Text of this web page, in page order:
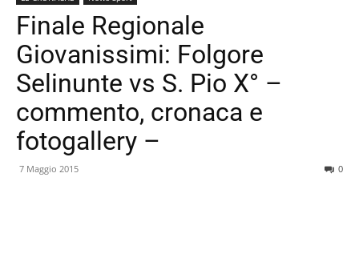
Finale Regionale
Giovanissimi: Folgore
Selinunte vs S. Pio X° –
commento, cronaca e
fotogallery –
7 Maggio 2015 0